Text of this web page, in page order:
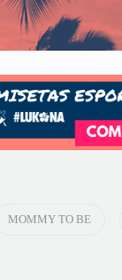
MOMMY TO BE